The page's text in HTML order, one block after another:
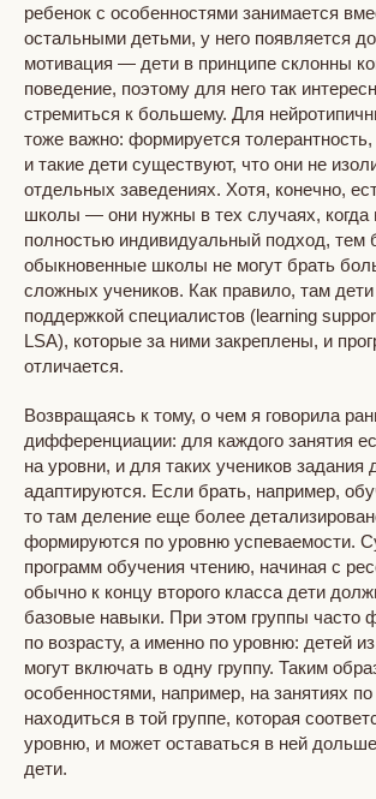
ребенок с особенностями занимается
остальными детьми, у него появляется
мотивация — дети в принципе склонны
поведение, поэтому для него так
стремиться к большему. Для
тоже важно: формируется
и такие дети существуют, что они не
отдельных заведениях. Хотя, конечно,
школы — они нужны в тех случаях, когда
полностью индивидуальный подход, тем
обыкновенные школы не могут брать
сложных учеников. Как правило, там
поддержкой специалистов (learning
LSA), которые за ними закреплены, и
отличается.
Возвращаясь к тому, о чем я говорила
дифференциации: для каждого занятия
на уровни, и для таких учеников задания
адаптируются. Если брать, например,
то там деление еще более
формируются по уровню успеваемости.
программ обучения чтению, начиная с
обычно к концу второго класса дети
базовые навыки. При этом группы часто
по возрасту, а именно по уровню: детей
могут включать в одну группу. Таким
особенностями, например, на занятиях
находиться в той группе, которая
уровню, и может оставаться в ней
дети.